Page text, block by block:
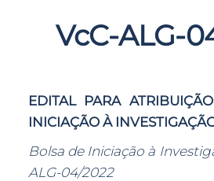
VcC-ALG-
EDITAL PARA
INICIAÇÃO À
Bolsa de Iniciação à
ALG-04/2022